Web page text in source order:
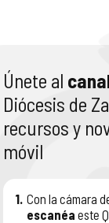
Únete al
Diócesis de
recursos y
móvil
1. Con la cámara
escanéa este